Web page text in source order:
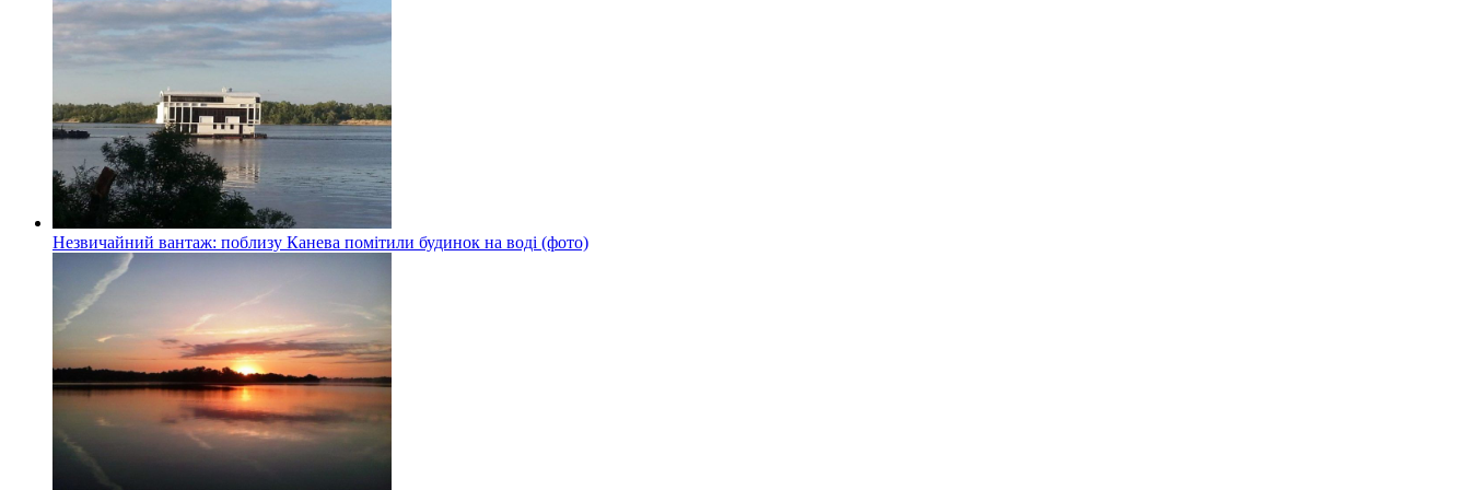
Незвичайний вантаж: поблизу Канева помітили будинок на воді (фото)